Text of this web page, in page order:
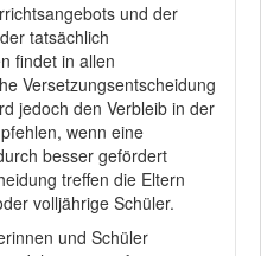
und der
tatsächlich
findet in allen
Versetzungsentscheidung
jedoch den Verbleib in der
wenn eine
besser gefördert
treffen die Eltern
volljährige Schüler.
und Schüler